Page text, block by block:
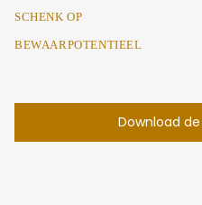
SCHENK OP
BEWAARPOTENTIEEL
Download